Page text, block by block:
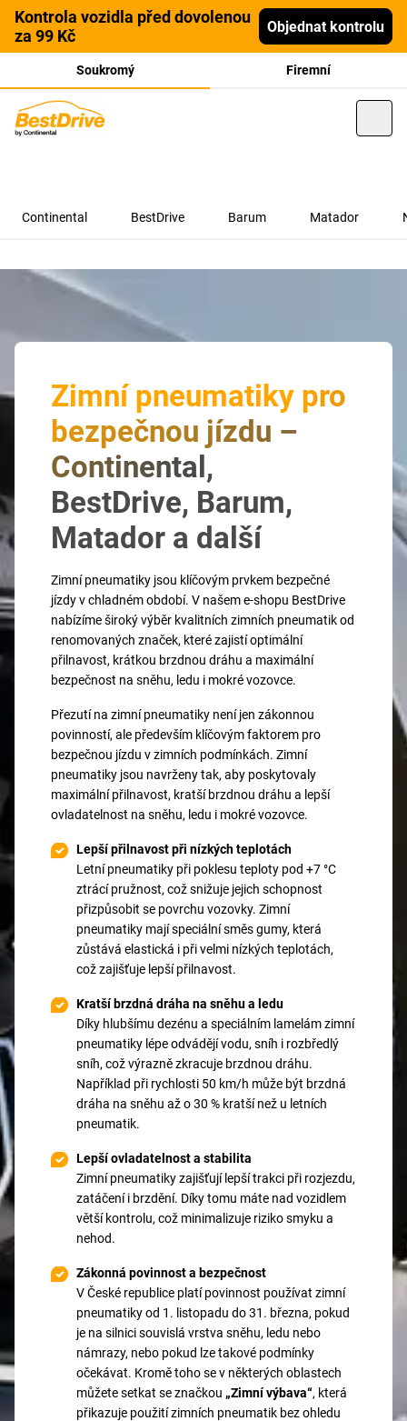
Kontrola vozidla před dovolenou
za 99 Kč
Objednat kontrolu
Soukromý Firemní
Continental BestDrive Barum Matador
Zimní pneumatiky pro
bezpečnou jízdu –
Continental,
BestDrive, Barum,
Matador a další
Zimní pneumatiky jsou klíčovým prvkem bezpečné
jízdy v chladném období. V našem e-shopu BestDrive
nabízíme široký výběr kvalitních zimních pneumatik od
renomovaných značek, které zajistí optimální
přilnavost, krátkou brzdnou dráhu a maximální
bezpečnost na sněhu, ledu i mokré vozovce.
Přezutí na zimní pneumatiky není jen zákonnou
povinností, ale především klíčovým faktorem pro
bezpečnou jízdu v zimních podmínkách. Zimní
pneumatiky jsou navrženy tak, aby poskytovaly
maximální přilnavost, kratší brzdnou dráhu a lepší
ovladatelnost na sněhu, ledu i mokré vozovce.
Lepší přilnavost při nízkých teplotách
Letní pneumatiky při poklesu teploty pod +7 °C
ztrácí pružnost, což snižuje jejich schopnost
přizpůsobit se povrchu vozovky. Zimní
pneumatiky mají speciální směs gumy, která
zůstává elastická i při velmi nízkých teplotách,
což zajišťuje lepší přilnavost.
Kratší brzdná dráha na sněhu a ledu
Díky hlubšímu dezénu a speciálním lamelám zimní
pneumatiky lépe odvádějí vodu, sníh i rozbředlý
sníh, což výrazně zkracuje brzdnou dráhu.
Například při rychlosti 50 km/h může být brzdná
dráha na sněhu až o 30 % kratší než u letních
pneumatik.
Lepší ovladatelnost a stabilita
Zimní pneumatiky zajišťují lepší trakci při rozjezdu,
zatáčení i brzdění. Díky tomu máte nad vozidlem
větší kontrolu, což minimalizuje riziko smyku a
nehod.
Zákonná povinnost a bezpečnost
V České republice platí povinnost používat zimní
pneumatiky od 1. listopadu do 31. března, pokud
je na silnici souvislá vrstva sněhu, ledu nebo
námrazy, nebo pokud lze takové podmínky
očekávat. Kromě toho se v některých oblastech
můžete setkat se značkou „Zimní výbava“, která
přikazuje použití zimních pneumatik bez ohledu